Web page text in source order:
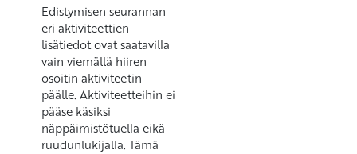
Edistymisen seurannan
eri aktiviteettien
lisätiedot ovat saatavilla
vain viemällä hiiren
osoitin aktiviteetin
päälle. Aktiviteetteihin ei
pääse käsiksi
näppäimistötuella eikä
ruudunlukijalla. Tämä